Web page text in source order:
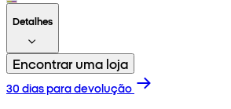
Detalhes
Encontrar uma loja
30 dias para devolução